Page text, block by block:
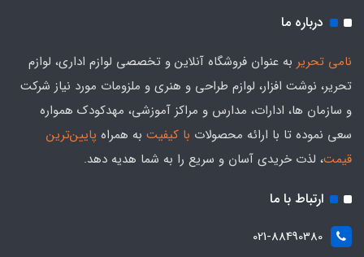
درباره ما
نامی تحریر به عنوان فروشگاه آنلاین و تخصصی لوازم اداری، لوازم
تحریر، نوشت افزار، لوازم طراحی و هنری و ملزومات مورد نیاز شرکت
و سازمان ها، ادارات، مدارس و مراکز آموزشی، مهدکودک همواره
سعی نموده تا با ارائه محصولات با کیفیت به همراه پایین‌ترین
قیمت، لذت خریدی آسان و سریع را به شما هدیه‌ دهد.
ارتباط با ما
021-88490380